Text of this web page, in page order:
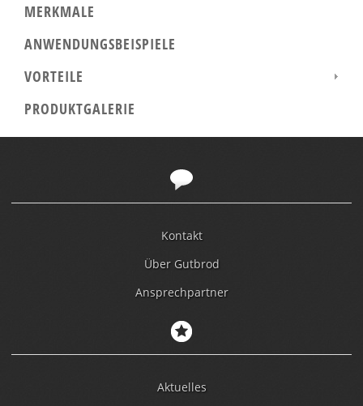
MERKMALE
ANWENDUNGSBEISPIELE
VORTEILE
PRODUKTGALERIE
Kontakt
Über Gutbrod
Ansprechpartner
Aktuelles